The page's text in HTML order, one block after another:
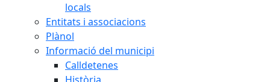
locals
Entitats i associacions
Plànol
Informació del municipi
Calldetenes